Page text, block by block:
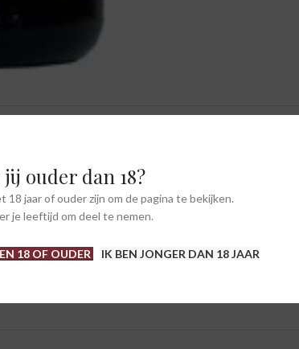
jij ouder dan 18?
18 jaar of ouder zijn om de pagina te bekijken.
je leeftijd om deel te nemen.
18 OF OUDER IK BEN JONGER DAN 18 JAAR
SHIPPING &
wielrenster. Met dezelfde ‘drive’ stopt ze
alleen terroirs van hoge kwaliteit.